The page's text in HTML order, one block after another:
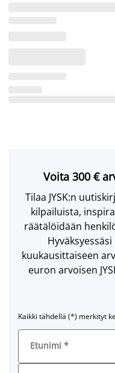
Voita 300 €
Tilaa JYSK:n
kilpailuista,
räätälöidään
kuukausittaiseen
euron arvoisen
Kaikki tähdellä (*) merkityt
Etunimi *